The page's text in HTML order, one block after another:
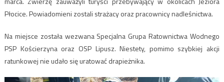
Płocice. Powiadomieni zostali strażacy oraz pracownicy nadleśnictwa.
Na miejsce została wezwana Specjalna Grupa Ratownictwa Wodnego
PSP Kościerzyna oraz OSP Lipusz. Niestety, pomimo szybkiej akcji
ratunkowej nie udało się uratować drapieżnika.